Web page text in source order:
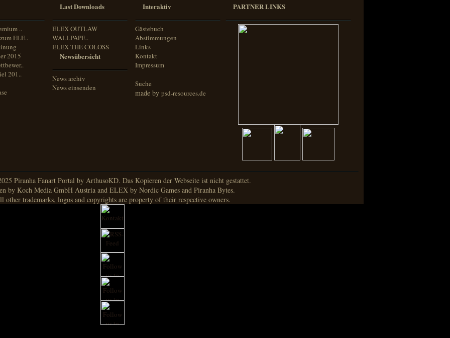
..
ELE..
2015
201..
Last Downloads
ELEX OUTLAW
WALLPAPE..
ELEX THE COLOSS
Newsübersicht
News archiv
News einsenden
Interaktiv
Gästebuch
Abstimmungen
Links
Kontakt
Impressum
Suche
made by psd-resources.de
PARTNER LINKS
Piranha Fanart Portal by ArthusoKD. Das Kopieren der Webseite ist nicht gestattet.
by Koch Media GmbH Austria and ELEX by Nordic Games and Piranha Bytes.
other trademarks, logos and copyrights are property of their respective owners.